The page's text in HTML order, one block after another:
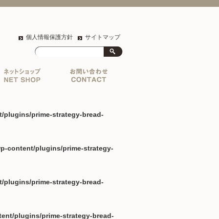
個人情報保護方針 サイトマップ
plugins/prime-strategy-bread-
content/plugins/prime-strategy-
plugins/prime-strategy-bread-
plugins/prime-strategy-bread-